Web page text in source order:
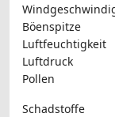
Böenspitze
Luftfeuchtigkeit
Luftdruck
Pollen
Schadstoffe